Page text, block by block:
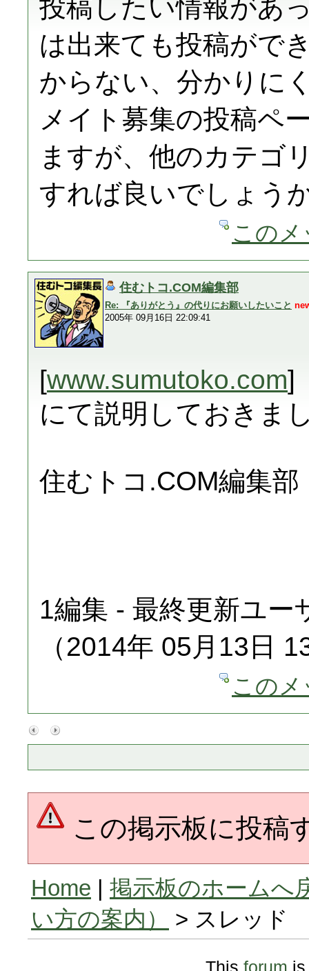
投稿したい情報があ
は出来ても投稿がで
からない、分かりに
メイト募集の投稿ペ
ますが、他のカテゴ
すれば良いでしょう
この
住むトコ.COM編集部
Re: 『ありがとう』の代りにお願いしたいこと
2005年 09月16日 22:09:41
[www.sumutoko.com]
にて説明しておきま
住むトコ.COM編集部
1編集 - 最終更新ユー
（2014年 05月13日
この
この掲示板に投稿
Home | 掲示板のホームへ
い方の案内）
> スレッド
This forum